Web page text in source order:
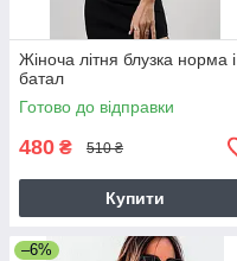
Жіноча літня блузка норма і
батал
Готово до відправки
480 ₴ 510 ₴
Купити
–6%